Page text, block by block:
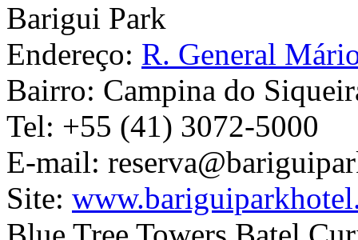
Barigui Park
Endereço: R. General
Bairro: Campina do
Tel: +55 (41) 3072-5000
E-mail:
Site: